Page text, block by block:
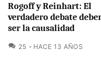
Rogoff y Reinhart: El
verdadero debate
ser la causalidad
25 COMENTARIOS
HACE 13 AÑOS